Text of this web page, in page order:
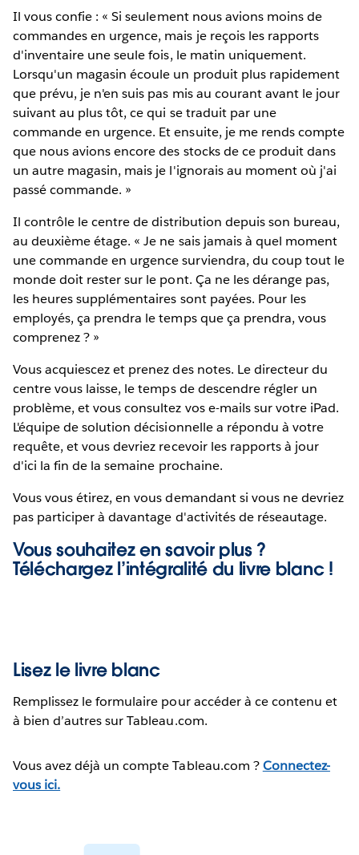
Il vous confie : « Si seulement nous avions moins de
commandes en urgence, mais je reçois les rapports
d'inventaire une seule fois, le matin uniquement.
Lorsqu'un magasin écoule un produit plus rapidement
que prévu, je n'en suis pas mis au courant avant le jour
suivant au plus tôt, ce qui se traduit par une
commande en urgence. Et ensuite, je me rends compte
que nous avions encore des stocks de ce produit dans
un autre magasin, mais je l'ignorais au moment où j'ai
passé commande. »
Il contrôle le centre de distribution depuis son bureau,
au deuxième étage. « Je ne sais jamais à quel moment
une commande en urgence surviendra, du coup tout le
monde doit rester sur le pont. Ça ne les dérange pas,
les heures supplémentaires sont payées. Pour les
employés, ça prendra le temps que ça prendra, vous
comprenez ? »
Vous acquiescez et prenez des notes. Le directeur du
centre vous laisse, le temps de descendre régler un
problème, et vous consultez vos e-mails sur votre iPad.
L'équipe de solution décisionnelle a répondu à votre
requête, et vous devriez recevoir les rapports à jour
d'ici la fin de la semaine prochaine.
Vous vous étirez, en vous demandant si vous ne devriez
pas participer à davantage d'activités de réseautage.
Vous souhaitez en savoir plus ?
Téléchargez l’intégralité du livre blanc !
Lisez le livre blanc
Remplissez le formulaire pour accéder à ce contenu et
à bien d’autres sur Tableau.com.
Vous avez déjà un compte Tableau.com ?Connectez-
vous ici.